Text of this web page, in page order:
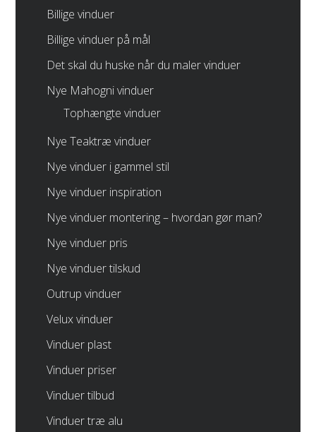
Billige vinduer
Billige vinduer på mål
Det skal du huske når du maler vinduer
Nye Mahogni vinduer
Tophængte vinduer
Nye Teaktræ vinduer
Nye vinduer i gammel stil
Nye vinduer inspiration
Nye vinduer montering – hvordan gør man?
Nye vinduer pris
Nye vinduer tilskud
Outrup vinduer
Velux vinduer
Vinduer plast
Vinduer priser
Vinduer tilbud
Vinduer træ alu